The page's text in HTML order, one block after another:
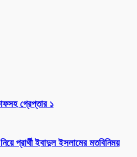
গ্রেপ্তার ১
প্রার্থী ইবাদুল ইসলামের মতবিনিময়